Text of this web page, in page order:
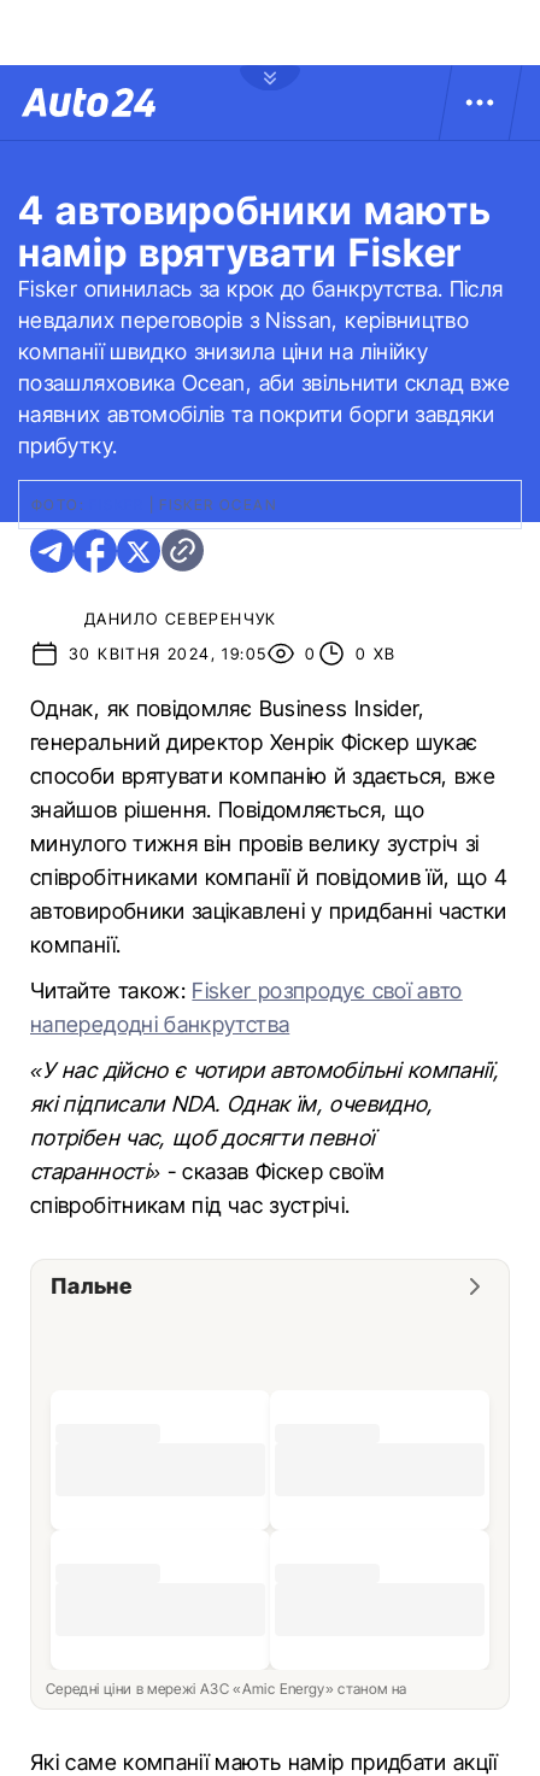
4 автовиробники мають
намір врятувати Fisker
Fisker опинилась за крок до банкрутства. Після
невдалих переговорів з Nissan, керівництво
компанії швидко знизила ціни на лінійку
позашляховика Ocean, аби звільнити склад вже
наявних автомобілів та покрити борги завдяки
прибутку.
ФОТО: FISKER OCEAN
ДАНИЛО СЕВЕРЕНЧУК
30 КВІТНЯ 2024, 19:05
0 0 ХВ
Однак, як повідомляє Business Insider,
генеральний директор Хенрік Фіскер шукає
способи врятувати компанію й здається, вже
знайшов рішення. Повідомляється, що
минулого тижня він провів велику зустріч зі
співробітниками компанії й повідомив їй, що 4
автовиробники зацікавлені у придбанні частки
компанії.
Читайте також: Fisker розпродує свої авто
напередодні банкрутства
«У нас дійсно є чотири автомобільні компанії,
які підписали NDA. Однак їм, очевидно,
потрібен час, щоб досягти певної
старанності» - сказав Фіскер своїм
співробітникам під час зустрічі.
Пальне
Середні ціни в мережі АЗС «Amic Energy» станом на
Які саме компанії мають намір придбати акції